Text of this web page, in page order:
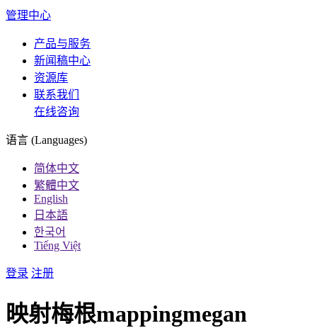
管理中心
产品与服务
新闻稿中心
资源库
联系我们
在线咨询
语言 (Languages)
简体中文
繁體中文
English
日本語
한국어
Tiếng Việt
登录 注册
映射梅根mappingmegan